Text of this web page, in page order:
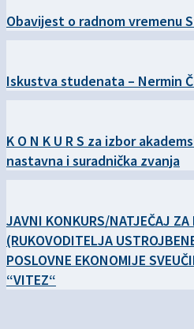
Obavijest o radnom vremenu
Iskustva studenata – Nermin
K O N K U R S za izbor
nastavna i suradnička zvanja
JAVNI KONKURS/NATJEČAJ ZA
(RUKOVODITELJA
POSLOVNE EKONOMIJE
“VITEZ“